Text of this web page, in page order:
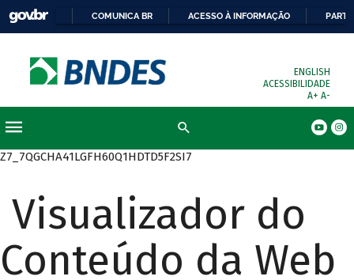
COMUNICA BR ACESSO À INFORMAÇÃO
ENGLISH
ACESSIBILIDADE
A+ A-
Z7_7QGCHA41LGFH60Q1HDTD5F2SI7
Visualizador do
Conteúdo da Web